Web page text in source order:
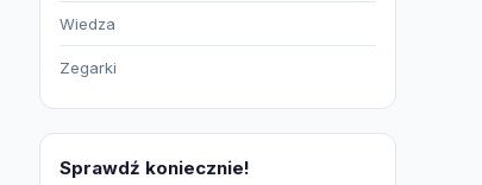
Wiedza
Zegarki
Sprawdź koniecznie!